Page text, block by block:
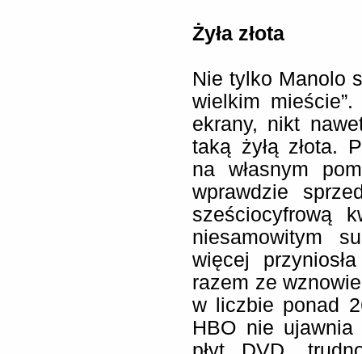
Żyła złota
Nie tylko Manolo
wielkim
ekrany, nikt
taką żyłą złota.
na własnym
wprawdzie
sześciocyfrową
niesamowitym
więcej
razem ze
w liczbie ponad
HBO nie